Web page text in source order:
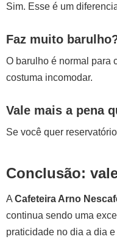
Sim. Esse é um
Faz muito
O barulho é normal para
costuma incomodar.
Vale mais a pena
Se você quer
Conclusão:
A Cafeteira Arno
continua sendo uma
praticidade no dia a dia